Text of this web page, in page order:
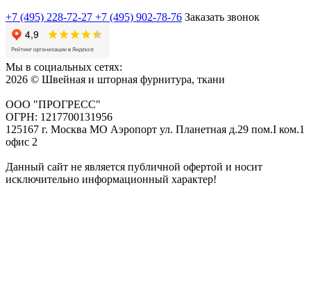
+7 (495) 228-72-27 +7 (495) 902-78-76 Заказать звонок
Мы в социальных сетях:
2026 © Швейная и шторная фурнитура, ткани
ООО "ПРОГРЕСС"
ОГРН: 1217700131956
125167 г. Москва МО Аэропорт ул. Планетная д.29 пом.I ком.1
офис 2
Данный сайт не является публичной офертой и носит
исключительно информационный характер!